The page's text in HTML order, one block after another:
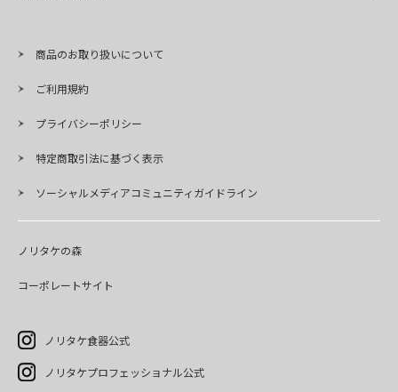
商品のお取り扱いについて
ご利用規約
プライバシーポリシー
特定商取引法に基づく表示
ソーシャルメディアコミュニティガイドライン
ノリタケの森
コーポレートサイト
ノリタケ食器公式
ノリタケプロフェッショナル公式